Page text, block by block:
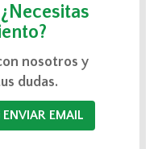
nosotros y
dudas.
ENVIAR EMAIL